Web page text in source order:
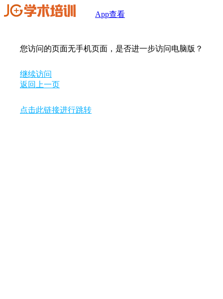
App查看
您访问的页面无手机页面，是否进一步访问电脑版？
继续访问
返回上一页
点击此链接进行跳转